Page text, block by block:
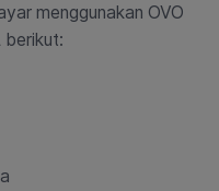
menggunakan OVO
berikut: